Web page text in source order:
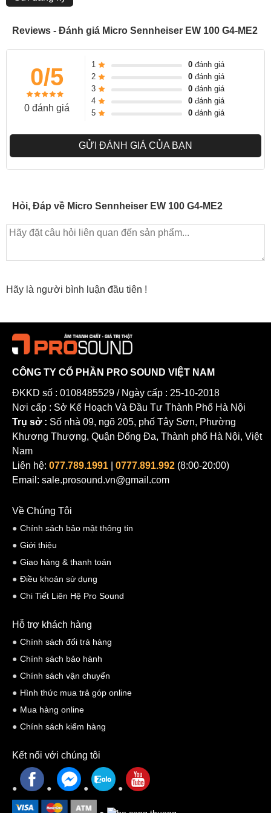
Reviews - Đánh giá Micro Sennheiser EW 100 G4-ME2
0/5
0 đánh giá
1 0đánh giá
2
0đánh giá
3
0đánh giá
4
0đánh giá
5
0đánh giá
GỬI ĐÁNH GIÁ CỦA BẠN
Hỏi, Đáp về Micro Sennheiser EW 100 G4-ME2
Hãy là người bình luận đầu tiên !
CÔNG TY CỔ PHẦN PRO SOUND VIỆT NAM
ĐKKD số : 0108485529 / Ngày cấp : 25-10-2018
Nơi cấp : Sở Kế Hoạch Và Đầu Tư Thành Phố Hà Nội
Trụ sở : Số nhà 09, ngõ 205, phố Tây Sơn, Phường
Khương Thượng, Quận Đống Đa, Thành phố Hà Nội, Việt
Nam
Liên hệ: 077.789.1991 0777.891.992 (8:00-20:00)
Email: sale.prosound.vn@gmail.com
Về Chúng Tôi
Chính sách bảo mật thông tin
Giới thiệu
Giao hàng & thanh toán
Điều khoản sử dụng
Chi Tiết Liên Hệ Pro Sound
Hỗ trợ khách hàng
Chính sách đổi trả hàng
Chính sách bảo hành
Chính sách vận chuyển
Hình thức mua trả góp online
Mua hàng online
Chính sách kiểm hàng
Kết nối với chúng tôi